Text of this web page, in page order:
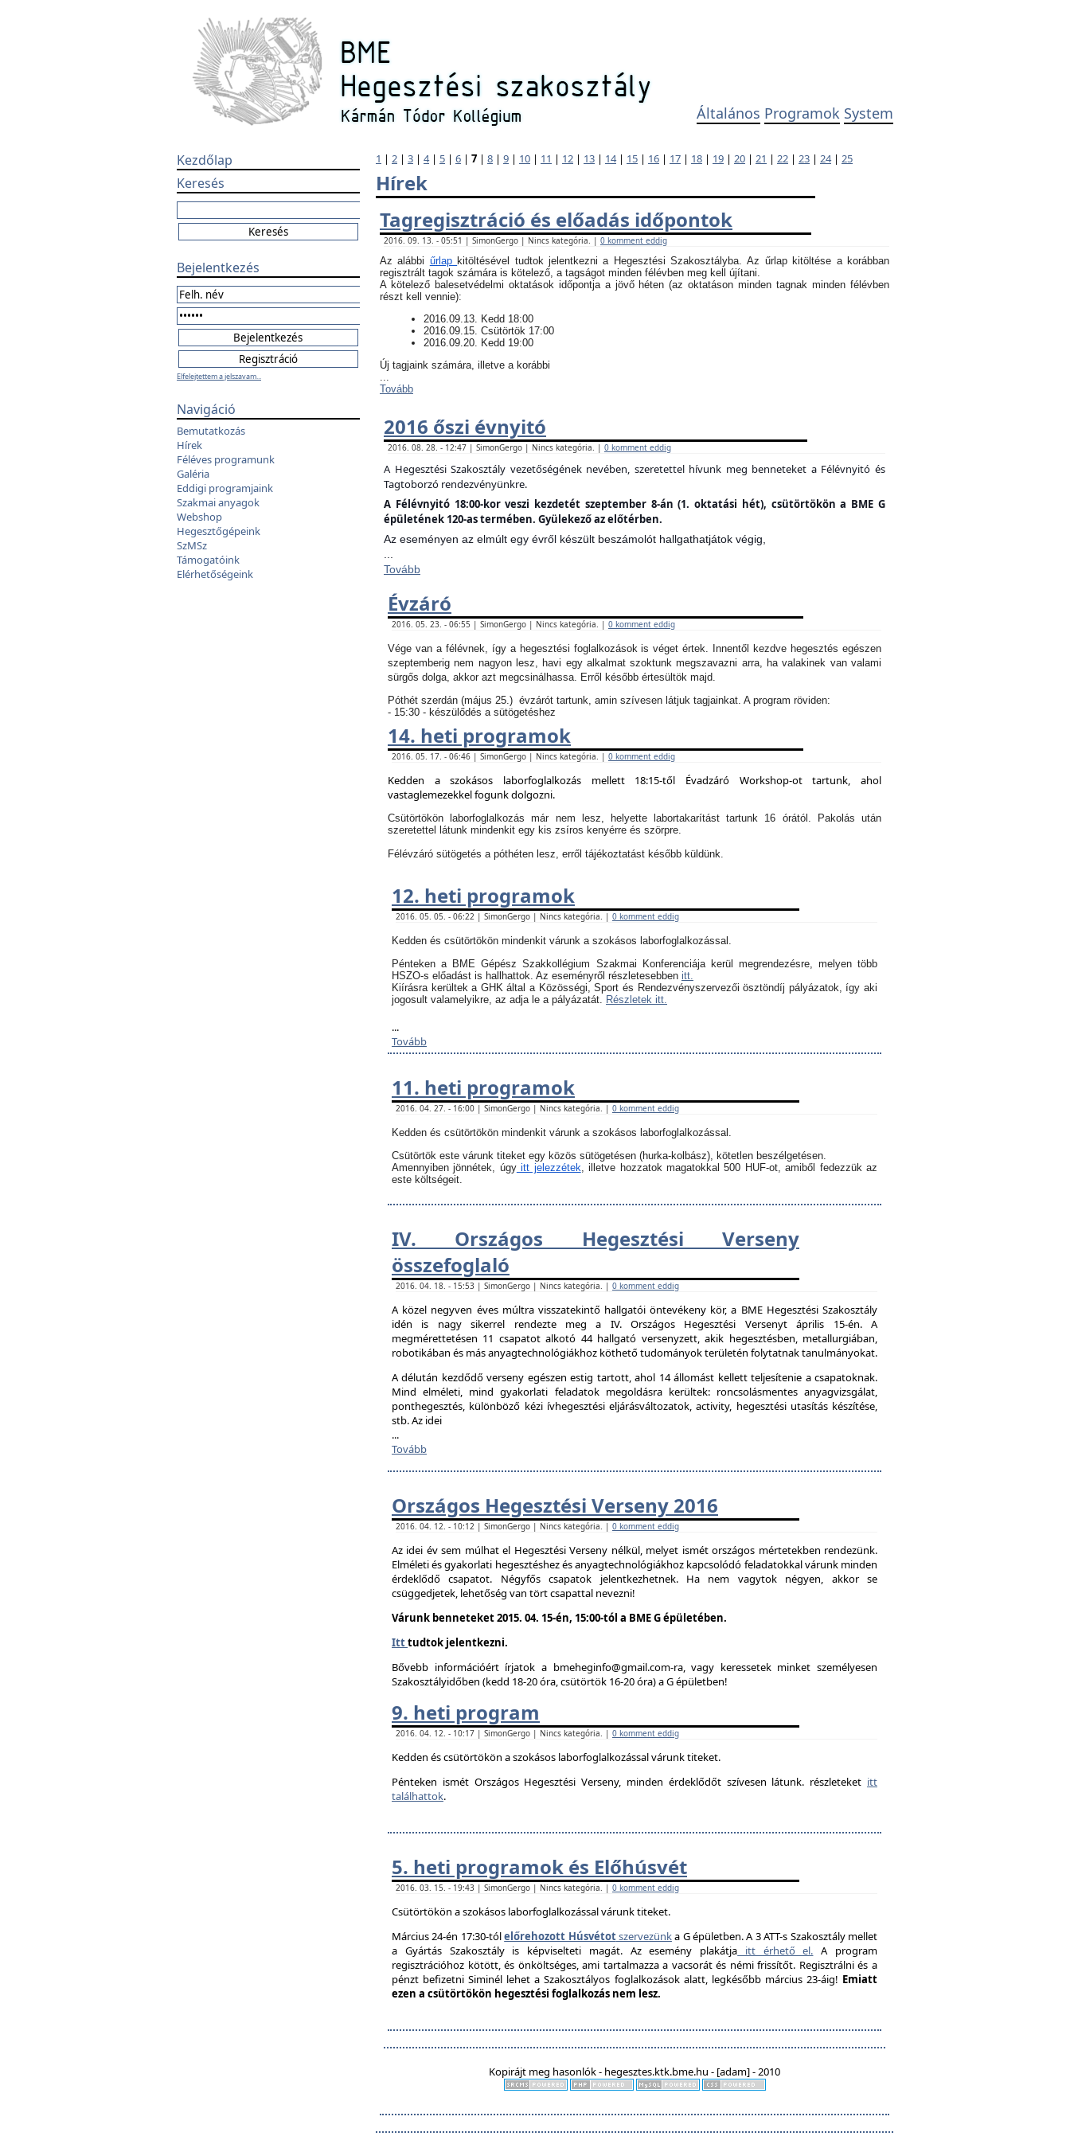
Általános Programok System
Kezdőlap
Keresés
Bejelentkezés
Elfelejtettem a jelszavam...
Navigáció
Bemutatkozás
Hírek
Féléves programunk
Galéria
Eddigi programjaink
Szakmai anyagok
Webshop
Hegesztőgépeink
SzMSz
Támogatóink
Elérhetőségeink
1 | 2 | 3 | 4| 5 | 6 | 7 | 8 | 9 | 10 | 11 | 12 | 13 | 14| 15 | 16 | 17 | 18 | 19 | 20 | 21 | 22 | 23 | 24| 25
Hírek
Tagregisztráció és előadás időpontok
2016. 09. 13. - 05:51 | SimonGergo | Nincs kategória. | 0 komment eddig
Az alábbi űrlap kitöltésével tudtok jelentkezni a Hegesztési Szakosztályba. Az űrlap kitöltése a korábban
regisztrált tagok számára is kötelező, a tagságot minden félévben meg kell újítani.
​A kötelező balesetvédelmi oktatások időpontja a jövő héten (az oktatáson minden tagnak minden félévben
részt kell vennie):
​2016.09.13. Kedd 18:00
2016.09.15. Csütörtök 17:00
2016.09.20. Kedd 19:00
Új tagjaink számára, illetve a korábbi
...
Tovább
2016 őszi évnyitó
2016. 08. 28. - 12:47 | SimonGergo | Nincs kategória. | 0 komment eddig
A Hegesztési Szakosztály vezetőségének nevében, szeretettel hívunk meg benneteket a Félévnyitó és
Tagtoborzó rendezvényünkre.
A Félévnyitó 18:00-kor veszi kezdetét szeptember 8-án (1. oktatási hét), csütörtökön a BME G
épületének 120-as termében. Gyülekező az előtérben.
Az eseményen az elmúlt egy évről készült beszámolót hallgathatjátok végig,
Tovább
Évzáró
2016. 05. 23. - 06:55 | SimonGergo | Nincs kategória. | 0 komment eddig
Vége van a félévnek, így a hegesztési foglalkozások is véget értek. Innentől kezdve hegesztés egészen
szeptemberig nem nagyon lesz, havi egy alkalmat szoktunk megszavazni arra, ha valakinek van valami
sürgős dolga, akkor azt megcsinálhassa. Erről később értesültök majd.
Póthét szerdán (május 25.) évzárót tartunk, amin szívesen látjuk tagjainkat. A program röviden:
- 15:30 - készülődés a sütögetéshez
14. heti programok
2016. 05. 17. - 06:46 | SimonGergo | Nincs kategória. | 0 komment eddig
Kedden a szokásos laborfoglalkozás mellett 18:15-től Évadzáró Workshop-ot tartunk, ahol
vastaglemezekkel fogunk dolgozni.
Csütörtökön laborfoglalkozás már nem lesz, helyette labortakarítást tartunk 16 órától. Pakolás után
szeretettel látunk mindenkit egy kis zsíros kenyérre és szörpre.
Félévzáró sütögetés a póthéten lesz, erről tájékoztatást később küldünk.
12. heti programok
2016. 05. 05. - 06:22 | SimonGergo | Nincs kategória. | 0 komment eddig
Kedden és csütörtökön mindenkit várunk a szokásos laborfoglalkozással.
Pénteken a BME Gépész Szakkollégium Szakmai Konferenciája kerül megrendezésre, melyen több
HSZO-s előadást is hallhattok. Az eseményről részletesebben itt.
Kiírásra kerültek a GHK által a Közösségi, Sport és Rendezvényszervezői ösztöndíj pályázatok, így aki
jogosult valamelyikre, az adja le a pályázatát. Részletek itt.
...
Tovább
11. heti programok
2016. 04. 27. - 16:00 | SimonGergo | Nincs kategória. | 0 komment eddig
Kedden és csütörtökön mindenkit várunk a szokásos laborfoglalkozással.
Csütörtök este várunk titeket egy közös sütögetésen (hurka-kolbász), kötetlen beszélgetésen.
Amennyiben jönnétek, úgyitt jelezzétek, illetve hozzatok magatokkal 500 HUF-ot, amiből fedezzük az
este költségeit.
IV. Országos Hegesztési Verseny
összefoglaló
2016. 04. 18. - 15:53 | SimonGergo | Nincs kategória. | 0 komment eddig
A közel negyven éves múltra visszatekintő hallgatói öntevékeny kör, a BME Hegesztési Szakosztály
idén is nagy sikerrel rendezte meg a IV. Országos Hegesztési Versenyt április 15-én. A
megmérettetésen 11 csapatot alkotó 44 hallgató versenyzett, akik hegesztésben, metallurgiában,
robotikában és más anyagtechnológiákhoz köthető tudományok területén folytatnak tanulmányokat.
A délután kezdődő verseny egészen estig tartott, ahol 14 állomást kellett teljesítenie a csapatoknak.
Mind elméleti, mind gyakorlati feladatok megoldásra kerültek: roncsolásmentes anyagvizsgálat,
ponthegesztés, különböző kézi ívhegesztési eljárásváltozatok, activity, hegesztési utasítás készítése,
stb. Az idei
...
Tovább
Országos Hegesztési Verseny 2016
2016. 04. 12. - 10:12 | SimonGergo | Nincs kategória. | 0 komment eddig
Az idei év sem múlhat el Hegesztési Verseny nélkül, melyet ismét országos mértetekben rendezünk.
Elméleti és gyakorlati hegesztéshez és anyagtechnológiákhoz kapcsolódó feladatokkal várunk minden
érdeklődő csapatot. Négyfős csapatok jelentkezhetnek. Ha nem vagytok négyen, akkor se
csüggedjetek, lehetőség van tört csapattal nevezni!
Várunk benneteket 2015. 04. 15-én, 15:00-tól a BME G épületében.
Itttudtok jelentkezni.
Bővebb információért írjatok a bmeheginfo@gmail.com-ra, vagy keressetek minket személyesen
Szakosztályidőben (kedd 18-20 óra, csütörtök 16-20 óra) a G épületben!
9. heti program
2016. 04. 12. - 10:17 | SimonGergo | Nincs kategória. | 0 komment eddig
Kedden és csütörtökön a szokásos laborfoglalkozással várunk titeket.
Pénteken ismét Országos Hegesztési Verseny, minden érdeklődőt szívesen látunk. részleteket itt
találhattok.
5. heti programok és Előhúsvét
2016. 03. 15. - 19:43 | SimonGergo | Nincs kategória. | 0 komment eddig
Csütörtökön a szokásos laborfoglalkozással várunk titeket.
Március 24-én 17:30-tólelőrehozott Húsvétotszervezünka G épületben. A 3 ATT-s Szakosztály mellet
a Gyártás Szakosztály is képviselteti magát. Az esemény plakátja itt érhető el. A program
regisztrációhoz kötött, és önköltséges, ami tartalmazza a vacsorát és némi frissítőt. Regisztrálni és a
pénzt befizetni Siminél lehet a Szakosztályos foglalkozások alatt, legkésőbb március 23-áig! Emiatt
ezen a csütörtökön hegesztési foglalkozás nem lesz.
Kopirájt meg hasonlók - hegesztes.ktk.bme.hu - [adam] - 2010